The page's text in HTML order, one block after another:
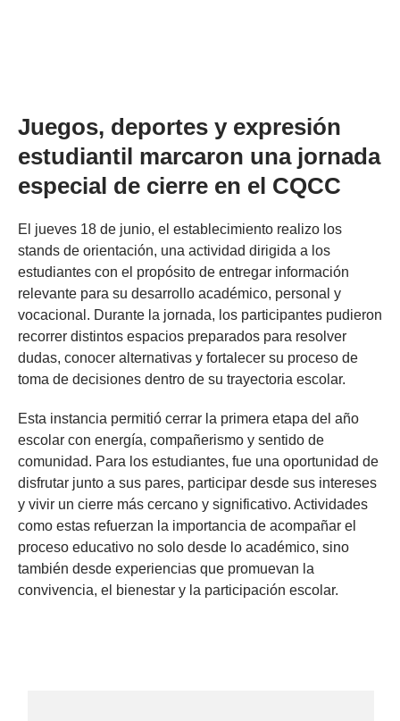
Juegos, deportes y expresión
estudiantil marcaron una jornada
especial de cierre en el CQCC
El jueves 18 de junio, el establecimiento realizo los
stands de orientación, una actividad dirigida a los
estudiantes con el propósito de entregar información
relevante para su desarrollo académico, personal y
vocacional. Durante la jornada, los participantes pudieron
recorrer distintos espacios preparados para resolver
dudas, conocer alternativas y fortalecer su proceso de
toma de decisiones dentro de su trayectoria escolar.
Esta instancia permitió cerrar la primera etapa del año
escolar con energía, compañerismo y sentido de
comunidad. Para los estudiantes, fue una oportunidad de
disfrutar junto a sus pares, participar desde sus intereses
y vivir un cierre más cercano y significativo. Actividades
como estas refuerzan la importancia de acompañar el
proceso educativo no solo desde lo académico, sino
también desde experiencias que promuevan la
convivencia, el bienestar y la participación escolar.